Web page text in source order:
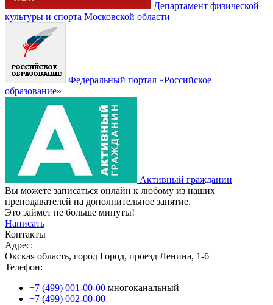
Департамент физической
культуры и спорта Московской области
Федеральный портал «Российское
образование»
Активный гражданин
Вы можете записаться онлайн к любому из наших
преподавателей на дополнительное занятие.
Это займет не больше минуты!
Написать
Контакты
Адрес:
Окская область, город Город, проезд Ленина, 1-б
Телефон:
+7 (499) 001-00-00 многоканальный
+7 (499) 002-00-00